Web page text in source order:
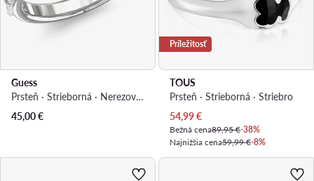
Guess
Prsteň · Strieborná · Nerezová oceľ
45,00€
Príležitosť
TOUS
Prsteň · Strieborná · Striebro
Aktuálna cena
54,99€
Bežná cena89,95 €-38%
Najnižšia cena59,99 €-8%